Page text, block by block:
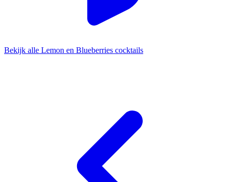
Bekijk alle Lemon en Blueberries cocktails